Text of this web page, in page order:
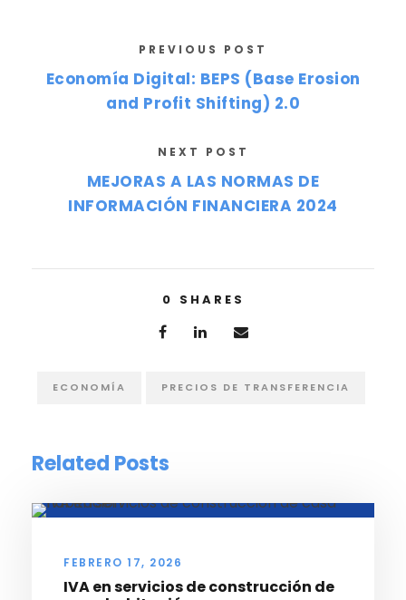
PREVIOUS POST
Economía Digital: BEPS (Base Erosion
and Profit Shifting) 2.0
NEXT POST
MEJORAS A LAS NORMAS DE
INFORMACIÓN FINANCIERA 2024
0 SHARES
ECONOMÍA PRECIOS DE TRANSFERENCIA
Related Posts
FEBRERO 17, 2026
IVA en servicios de construcción de